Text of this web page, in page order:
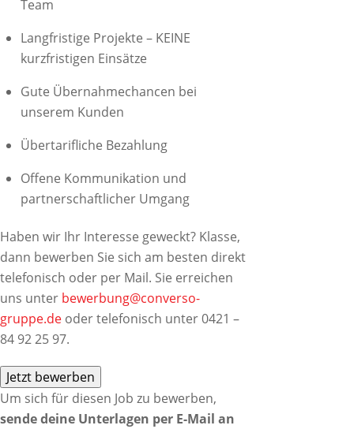
Team
Langfristige Projekte – KEINE
kurzfristigen Einsätze
Gute Übernahmechancen bei
unserem Kunden
Übertarifliche Bezahlung
Offene Kommunikation und
partnerschaftlicher Umgang
Haben wir Ihr Interesse geweckt? Klasse,
dann bewerben Sie sich am besten direkt
telefonisch oder per Mail. Sie erreichen
uns unter bewerbung@converso-
gruppe.de oder telefonisch unter 0421 –
84 92 25 97.
Um sich für diesen Job zu bewerben,
sende deine Unterlagen per E-Mail an